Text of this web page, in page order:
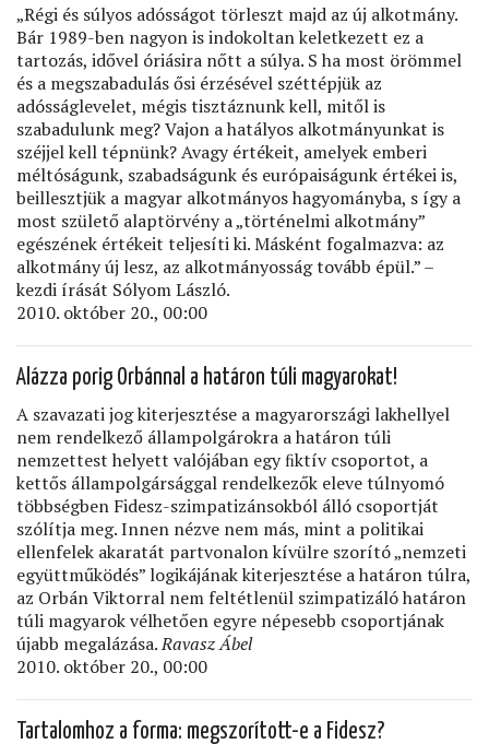
„Régi és súlyos adósságot törleszt majd az új alkotmány.
Bár 1989-ben nagyon is indokoltan keletkezett ez a
tartozás, idővel óriásira nőtt a súlya. S ha most örömmel
és a megszabadulás ősi érzésével széttépjük az
adósságlevelet, mégis tisztáznunk kell, mitől is
szabadulunk meg? Vajon a hatályos alkotmányunkat is
széjjel kell tépnünk? Avagy értékeit, amelyek emberi
méltóságunk, szabadságunk és európaiságunk értékei is,
beillesztjük a magyar alkotmányos hagyományba, s így a
most születő alaptörvény a „történelmi alkotmány”
egészének értékeit teljesíti ki. Másként fogalmazva: az
alkotmány új lesz, az alkotmányosság tovább épül.” –
kezdi írását Sólyom László.
2010. október 20., 00:00
Alázza porig Orbánnal a határon túli magyarokat!
A szavazati jog kiterjesztése a magyarországi lakhellyel
nem rendelkező állampolgárokra a határon túli
nemzettest helyett valójában egy ﬁktív csoportot, a
kettős állampolgársággal rendelkezők eleve túlnyomó
többségben Fidesz-szimpatizánsokból álló csoportját
szólítja meg. Innen nézve nem más, mint a politikai
ellenfelek akaratát partvonalon kívülre szorító „nemzeti
együttműködés” logikájának kiterjesztése a határon túlra,
az Orbán Viktorral nem feltétlenül szimpatizáló határon
túli magyarok vélhetően egyre népesebb csoportjának
újabb megalázása.Ravasz Ábel
2010. október 20., 00:00
Tartalomhoz a forma: megszorított-e a Fidesz?